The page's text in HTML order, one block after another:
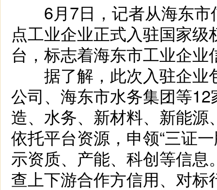
6月7日，记者从海东市
点工业企业正式入驻国家
台，标志着海东市工业企
据了解，此次入驻企业
公司、海东市水务集团等
造、水务、新材料、新能
依托平台资源，申领“三证
示资质、产能、科创等信
查上下游合作方信用、对